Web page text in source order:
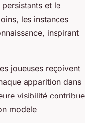
et le
les instances
inspirant
joueuses reçoivent
apparition dans
visibilité contribue
modèle